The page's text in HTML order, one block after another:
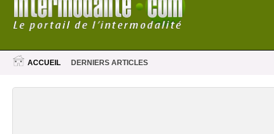
ACCUEIL DERNIERS ARTICLES